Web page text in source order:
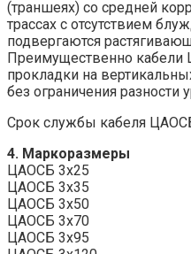
(траншеях) со средней
трассах с отсутствием
подвергаются
Преимущественно
прокладки на
без ограничения разности
Срок службы кабеля
4. Маркоразмеры
ЦАОСБ 3х25
ЦАОСБ 3х35
ЦАОСБ 3х50
ЦАОСБ 3х70
ЦАОСБ 3х95